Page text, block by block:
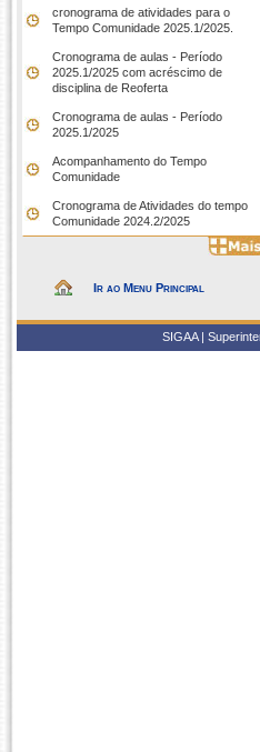
cronograma de atividades para o
Tempo Comunidade 2025.1/2025.
Cronograma de aulas - Período
2025.1/2025 com acréscimo de
disciplina de Reoferta
Cronograma de aulas - Período
2025.1/2025
Acompanhamento do Tempo
Comunidade
Cronograma de Atividades do tempo
Comunidade 2024.2/2025
Ir ao Menu Principal
SIGAA |